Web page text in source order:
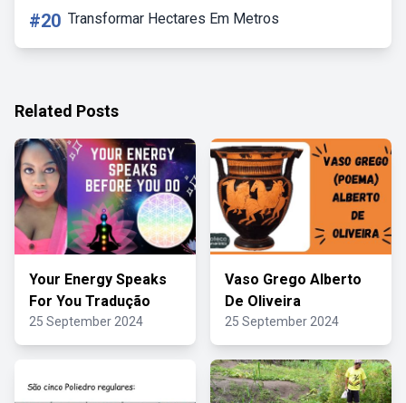
#20 Transformar Hectares Em Metros
Related Posts
Your Energy Speaks
For You Tradução
25 September 2024
Vaso Grego Alberto
De Oliveira
25 September 2024